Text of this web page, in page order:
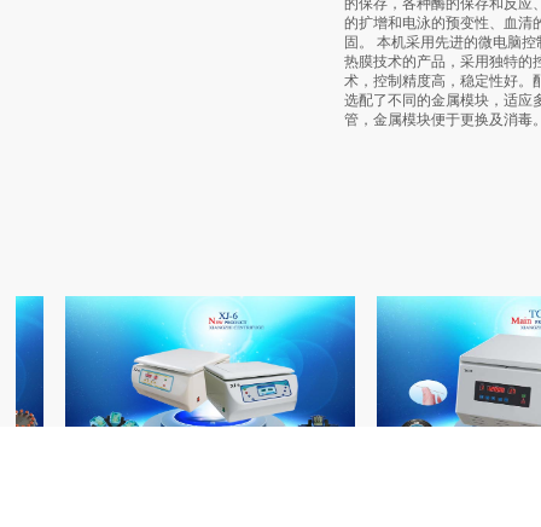
的保存，各种酶的保存和反应
的扩增和电泳的预变性、血清
固。 本机采用先进的微电脑控
热膜技术的产品，采用独特的
术，控制精度高，稳定性好。
选配了不同的金属模块，适应
管，金属模块便于更换及消毒